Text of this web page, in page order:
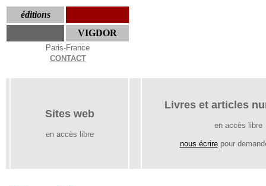
éditions
VIGDOR
Paris-France
CONTACT
Sites web
en accès libre
Livres et articles
en accès libre
nous écrirepour